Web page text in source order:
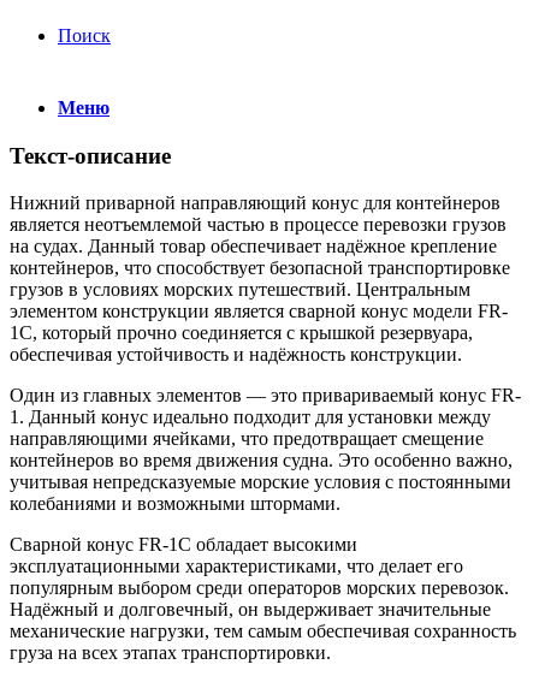
Поиск
Меню
Текст-описание
Нижний приварной направляющий конус для контейнеров
является неотъемлемой частью в процессе перевозки грузов
на судах. Данный товар обеспечивает надёжное крепление
контейнеров, что способствует безопасной транспортировке
грузов в условиях морских путешествий. Центральным
элементом конструкции является сварной конус модели FR-
1C, который прочно соединяется с крышкой резервуара,
обеспечивая устойчивость и надёжность конструкции.
Один из главных элементов — это привариваемый конус FR-
1. Данный конус идеально подходит для установки между
направляющими ячейками, что предотвращает смещение
контейнеров во время движения судна. Это особенно важно,
учитывая непредсказуемые морские условия с постоянными
колебаниями и возможными штормами.
Сварной конус FR-1C обладает высокими
эксплуатационными характеристиками, что делает его
популярным выбором среди операторов морских перевозок.
Надёжный и долговечный, он выдерживает значительные
механические нагрузки, тем самым обеспечивая сохранность
груза на всех этапах транспортировки.